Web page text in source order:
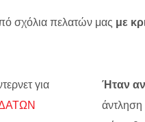
σχόλια πελατών μας με
για
Ήταν